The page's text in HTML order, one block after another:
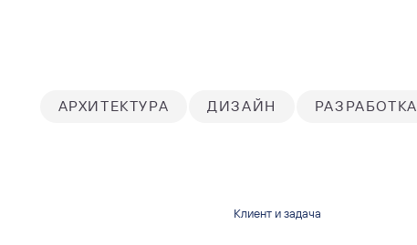
АРХИТЕКТУРА ДИЗАЙН РАЗРАБОТКА
Клиент и задача